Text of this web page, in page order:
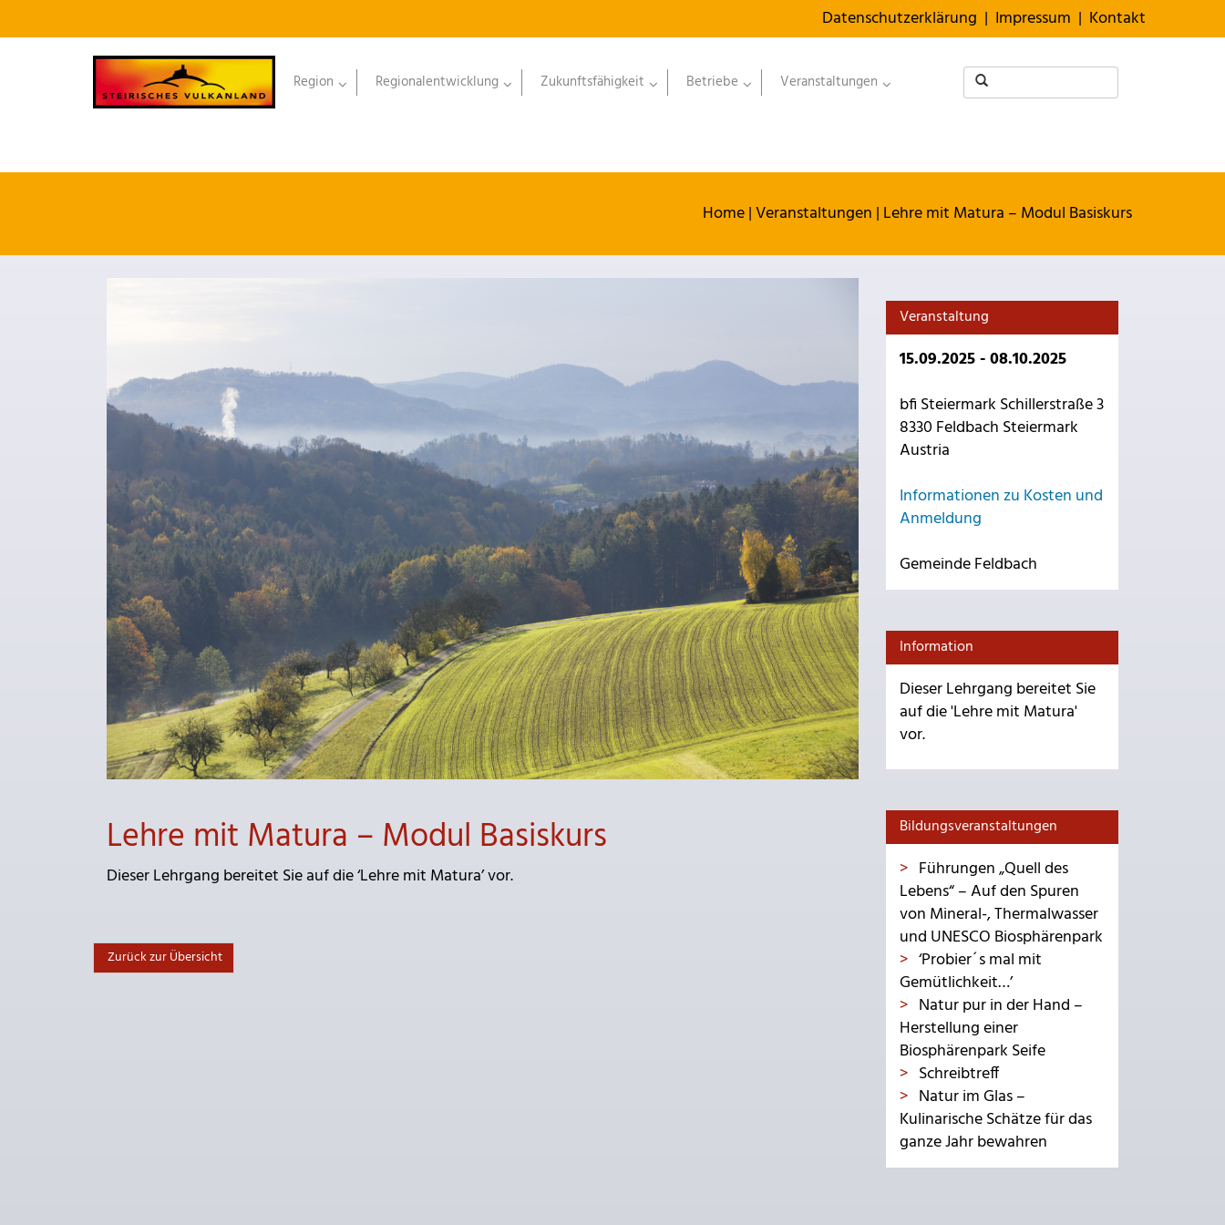
Datenschutzerklärung | Impressum | Kontakt
Region Regionalentwicklung Zukunftsfähigkeit Betriebe Veranstaltungen
Home|Veranstaltungen | Lehre mit Matura – Modul Basiskurs
Lehre mit Matura – Modul Basiskurs
Dieser Lehrgang bereitet Sie auf die ‘Lehre mit Matura’ vor.
Zurück zur Übersicht
Veranstaltung
15.09.2025 - 08.10.2025
bfi Steiermark Schillerstraße 3
8330 Feldbach Steiermark
Austria
Informationen zu Kosten und
Anmeldung
Gemeinde Feldbach
Information
Dieser Lehrgang bereitet Sie
auf die 'Lehre mit Matura'
vor.
Bildungsveranstaltungen
Führungen „Quell des
Lebens“ – Auf den Spuren
von Mineral-, Thermalwasser
und UNESCO Biosphärenpark
‘Probier´s mal mit
Gemütlichkeit…’
Natur pur in der Hand –
Herstellung einer
Biosphärenpark Seife
Schreibtreff
Natur im Glas –
Kulinarische Schätze für das
ganze Jahr bewahren